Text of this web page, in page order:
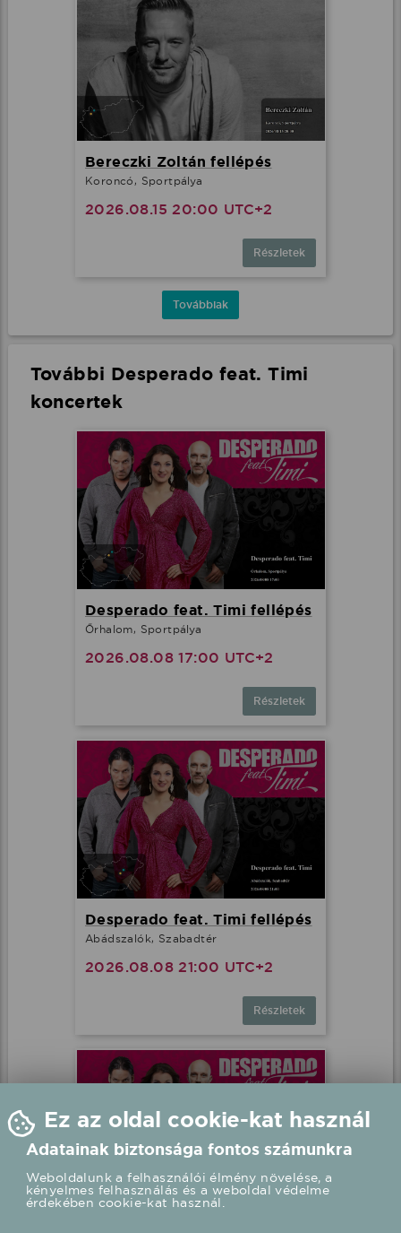
Bereczki Zoltán fellépés
Koroncó, Sportpálya
2026.08.15 20:00 UTC+2
Részletek
Továbbiak
További Desperado feat. Timi
koncertek
Desperado feat. Timi fellépés
Őrhalom, Sportpálya
2026.08.08 17:00 UTC+2
Részletek
Desperado feat. Timi fellépés
Abádszalók, Szabadtér
2026.08.08 21:00 UTC+2
Részletek
Ez az oldal cookie-kat használ
Adatainak biztonsága fontos számunkra
Weboldalunk a felhasználói élmény növelése, a
kényelmes felhasználás és a weboldal védelme
érdekében cookie-kat használ.